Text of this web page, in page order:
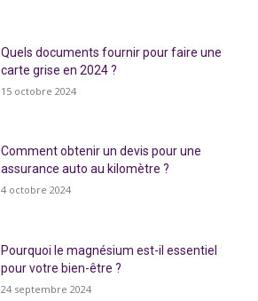
Quels documents fournir pour faire une
carte grise en 2024 ?
15 octobre 2024
Comment obtenir un devis pour une
assurance auto au kilomètre ?
4 octobre 2024
Pourquoi le magnésium est-il essentiel
pour votre bien-être ?
24 septembre 2024